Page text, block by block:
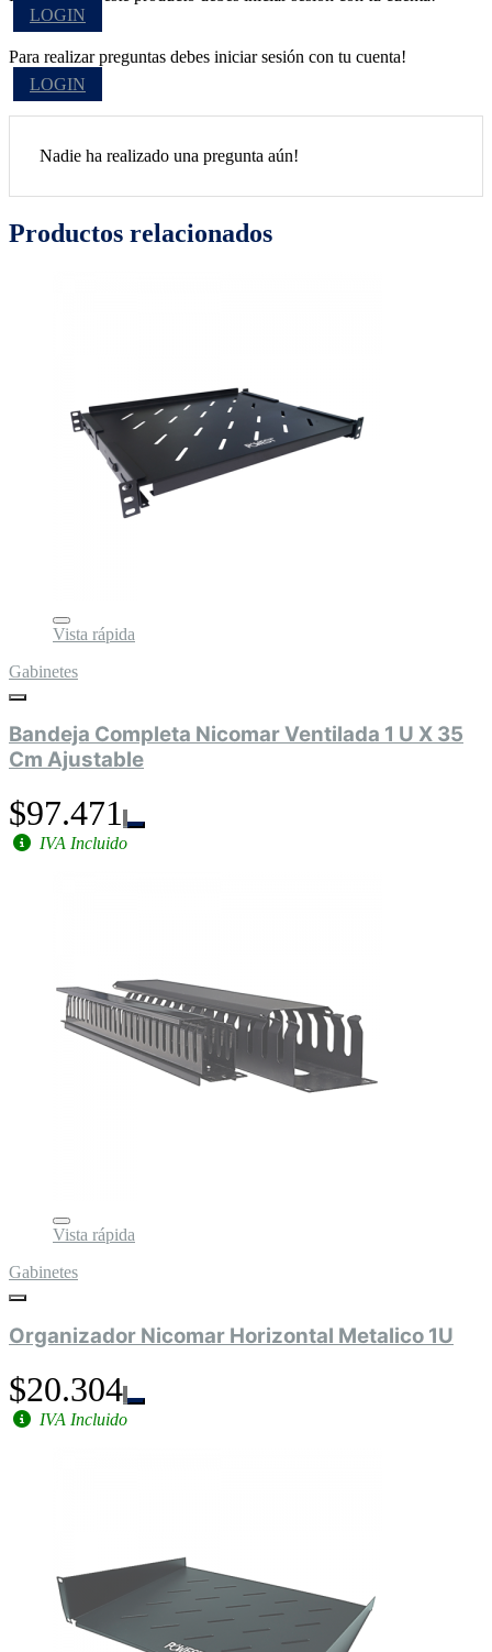
LOGIN
Para realizar preguntas debes iniciar sesión con tu cuenta!
LOGIN
Nadie ha realizado una pregunta aún!
Productos relacionados
Vista rápida
Gabinetes
Bandeja Completa Nicomar Ventilada 1 U X 35
Cm Ajustable
$97.471
IVA Incluido
Vista rápida
Gabinetes
Organizador Nicomar Horizontal Metalico 1U
$20.304
IVA Incluido